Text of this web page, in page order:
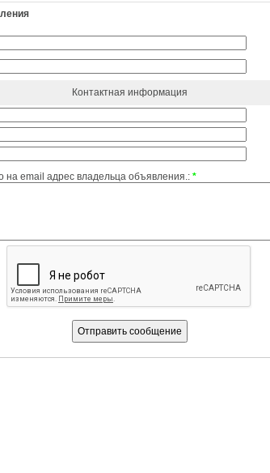
Контактная информация
email адрес владельца объявления.: *